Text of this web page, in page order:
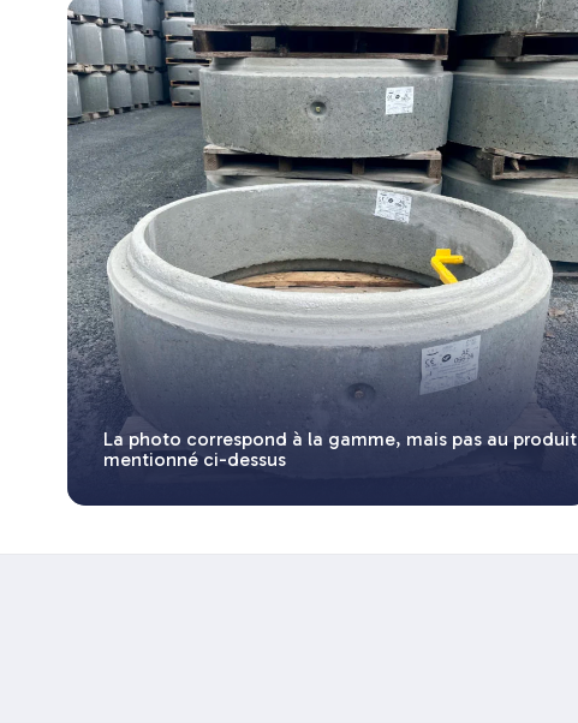
La photo correspond à la gamme, mais pas au produit
mentionné ci-dessus